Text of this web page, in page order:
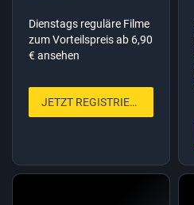
Dienstags reguläre Filme
zum Vorteilspreis ab 6,90
€ ansehen
JETZT REGISTRIEREN